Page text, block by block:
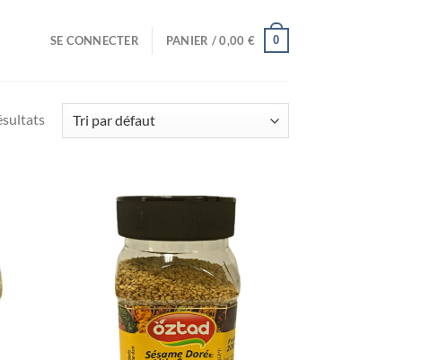
SE CONNECTER PANIER /0,00 € 0
la liste